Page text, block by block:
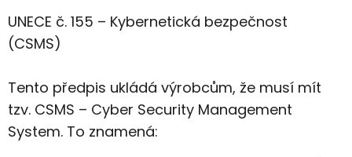
UNECE č. 155 – Kybernetická bezpečnost
(CSMS)
Tento předpis ukládá výrobcům, že musí mít
tzv. CSMS – Cyber Security Management
System. To znamená: